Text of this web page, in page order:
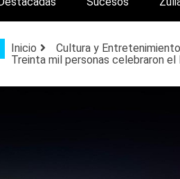
Inicio
Cultura y Entretenimiento
Treinta mil personas celebraron el